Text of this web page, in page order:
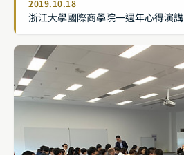
2019.10.18
浙江大學國際商學院一週年心得演講